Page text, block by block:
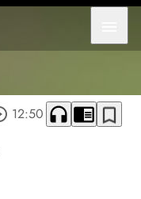
12:50 headphones chrome_reader_mode bookmark_border